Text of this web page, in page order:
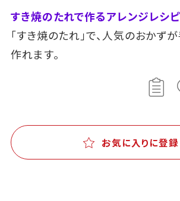
すき焼のたれで作るアレンジレシピ
「すき焼のたれ」で、人気のおかず
作れます。
お気に入りに登録